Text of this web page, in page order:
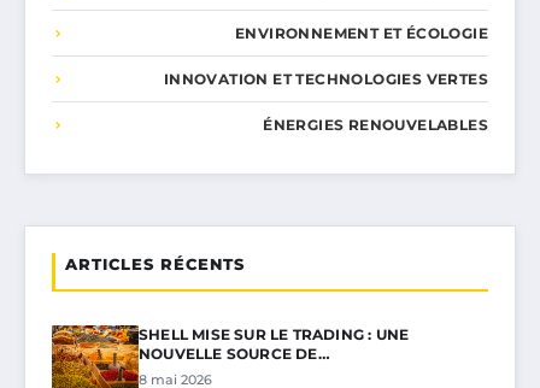
ENVIRONNEMENT ET ÉCOLOGIE
INNOVATION ET TECHNOLOGIES VERTES
ÉNERGIES RENOUVELABLES
ARTICLES RÉCENTS
SHELL MISE SUR LE TRADING : UNE
NOUVELLE SOURCE DE…
8 mai 2026